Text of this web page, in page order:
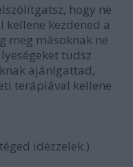
hogy ne
kellene kezdened a
meg másoknak ne
tudsz
ajánlgattad,
terápiával kellene
idézzelek.)